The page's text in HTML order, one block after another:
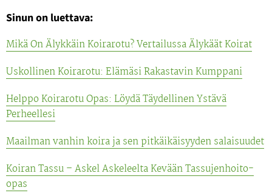
Sinun on luettava:
Mikä On Älykkäin Koirarotu? Vertailussa Älykäät Koirat
Uskollinen Koirarotu: Elämäsi Rakastavin Kumppani
Helppo Koirarotu Opas: Löydä Täydellinen Ystävä
Perheellesi
Maailman vanhin koira ja sen pitkäikäisyyden salaisuudet
Koiran Tassu – Askel Askeleelta Kevään Tassujenhoito-
opas